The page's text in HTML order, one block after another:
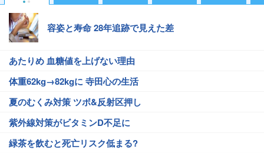
容姿と寿命 28年追跡で見えた差
あたりめ 血糖値を上げない理由
体重62kg→82kgに 寺田心の生活
夏のむくみ対策 ツボ&反射区押し
紫外線対策がビタミンD不足に
緑茶を飲むと死亡リスク低まる?